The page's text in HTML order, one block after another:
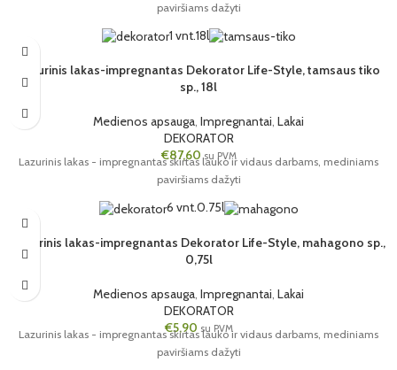
paviršiams dažyti
1 vnt.18l
Lazurinis lakas-impregnantas Dekorator Life-Style, tamsaus tiko
sp., 18l
Medienos apsauga, Impregnantai, Lakai
DEKORATOR
€87,60 su PVM
Lazurinis lakas - impregnantas skirtas lauko ir vidaus darbams, mediniams
paviršiams dažyti
6 vnt.0.75l
Lazurinis lakas-impregnantas Dekorator Life-Style, mahagono sp.,
0,75l
Medienos apsauga Impregnantai Lakai
DEKORATOR
€5,90 su PVM
Lazurinis lakas - impregnantas skirtas lauko ir vidaus darbams, mediniams
paviršiams dažyti